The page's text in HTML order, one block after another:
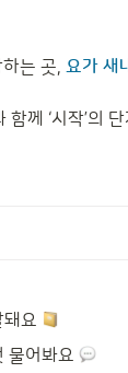
는 곳, 요가 새
함께 ‘시작’의
요
물어봐요